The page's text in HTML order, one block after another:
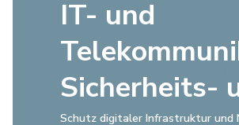
IT- und
Sicherheits-
Schutz digitaler Infrastruktur und